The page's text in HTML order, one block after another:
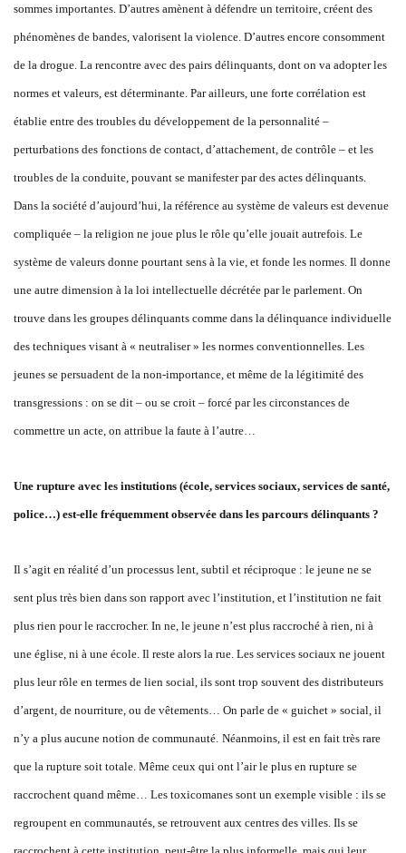
sommes importantes. D’autres amènent à défendre un territoire, créent des
phénomènes de bandes, valorisent la violence. D’autres encore consomment
de la drogue. La rencontre avec des pairs délinquants, dont on va adopter les
normes et valeurs, est déterminante. Par ailleurs, une forte corrélation est
établie entre des troubles du développement de la personnalité –
perturbations des fonctions de contact, d’attachement, de contrôle – et les
troubles de la conduite, pouvant se manifester par des actes délinquants.
Dans la société d’aujourd’hui, la référence au système de valeurs est devenue
compliquée – la religion ne joue plus le rôle qu’elle jouait autrefois. Le
système de valeurs donne pourtant sens à la vie, et fonde les normes. Il donne
une autre dimension à la loi intellectuelle décrétée par le parlement. On
trouve dans les groupes délinquants comme dans la délinquance individuelle
des techniques visant à « neutraliser » les normes conventionnelles. Les
jeunes se persuadent de la non-importance, et même de la légitimité des
transgressions : on se dit – ou se croit – forcé par les circonstances de
commettre un acte, on attribue la faute à l’autre…
Une rupture avec les institutions (école, services sociaux, services de santé,
police…) est-elle fréquemment observée dans les parcours délinquants ?
Il s’agit en réalité d’un processus lent, subtil et réciproque : le jeune ne se
sent plus très bien dans son rapport avec l’institution, et l’institution ne fait
plus rien pour le raccrocher. In ne, le jeune n’est plus raccroché à rien, ni à
une église, ni à une école. Il reste alors la rue. Les services sociaux ne jouent
plus leur rôle en termes de lien social, ils sont trop souvent des distributeurs
d’argent, de nourriture, ou de vêtements… On parle de « guichet » social, il
n’y a plus aucune notion de communauté. Néanmoins, il est en fait très rare
que la rupture soit totale. Même ceux qui ont l’air le plus en rupture se
raccrochent quand même… Les toxicomanes sont un exemple visible : ils se
regroupent en communautés, se retrouvent aux centres des villes. Ils se
raccrochent à cette institution, peut-être la plus informelle, mais qui leur